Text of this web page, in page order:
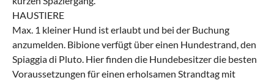
HAUSTIERE
Max. 1 kleiner Hund ist erlaubt und bei der Buchung
anzumelden. Bibione verfügt über einen Hundestrand, den
Spiaggia di Pluto. Hier finden die Hundebesitzer die besten
Voraussetzungen für einen erholsamen Strandtag mit